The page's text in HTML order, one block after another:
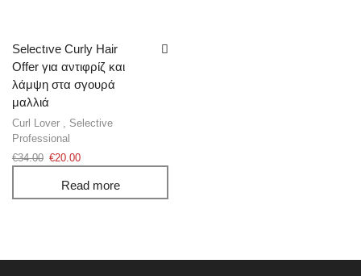
Selectıve Curly Hair
Offer για αντιφρίζ και
λάμψη στα σγουρά
μαλλιά
Curl Lover
Selective
Professional
€34.00 €20.00
Read more